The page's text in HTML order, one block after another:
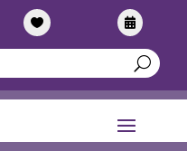
 